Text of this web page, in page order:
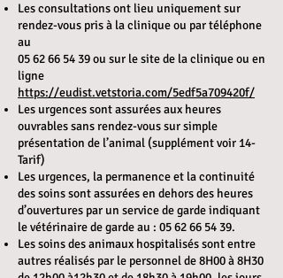
Les consultations ont lieu uniquement sur
rendez-vous pris à la clinique ou par téléphone
au
05 62 66 54 39ou sur le site de la clinique ou en
ligne
https://eudist.vetstoria.com/5edf5a709420f/
Les urgences sont assurées aux heures
ouvrables sans rendez-vous sur simple
présentation de l’animal (supplément voir 14-
Tarif)
Les urgences, la permanence et la continuité
des soins sont assurées en dehors des heures
d’ouvertures par un service de garde indiquant
le vétérinaire de garde au : 05 62 66 54 39.
Les soins des animaux hospitalisés sont entre
autres réalisés par le personnel de 8H00 à 8H30